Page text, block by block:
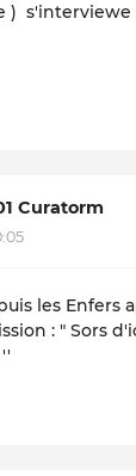
) s'interviewe
Curatorm
les Enfers
: " Sors